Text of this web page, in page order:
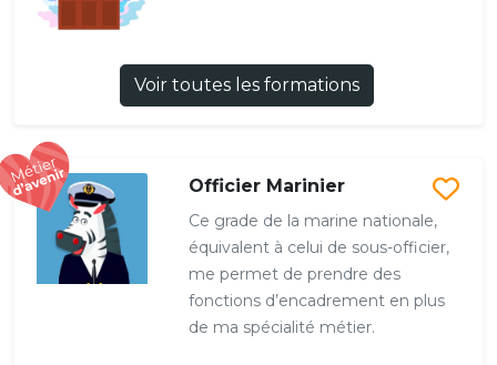
Voir toutes les formations
Officier Marinier
Ce grade de la marine nationale,
équivalent à celui de sous-officier,
me permet de prendre des
fonctions d’encadrement en plus
de ma spécialité métier.